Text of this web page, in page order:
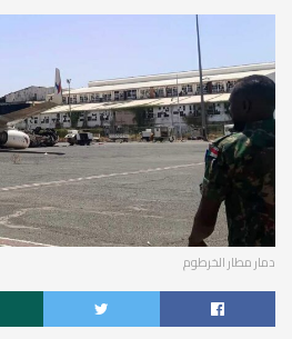
دمار مطار الخرطوم